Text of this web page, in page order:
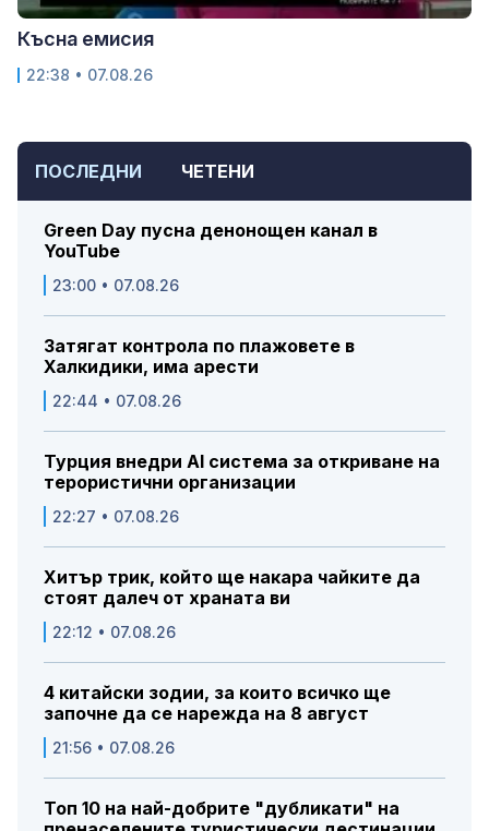
ПОСЛЕДНИ ЧЕТЕНИ
Green Day пусна денонощен канал в
YouTube
23:00 • 07.08.26
Затягат контрола по плажовете в
Халкидики, има арести
22:44 • 07.08.26
Турция внедри AI система за откриване на
терористични организации
22:27 • 07.08.26
Хитър трик, който ще накара чайките да
стоят далеч от храната ви
22:12 • 07.08.26
4 китайски зодии, за които всичко ще
започне да се нарежда на 8 август
21:56 • 07.08.26
Топ 10 на най-добрите "дубликати" на
Късна емисия
22:38 • 07.08.26